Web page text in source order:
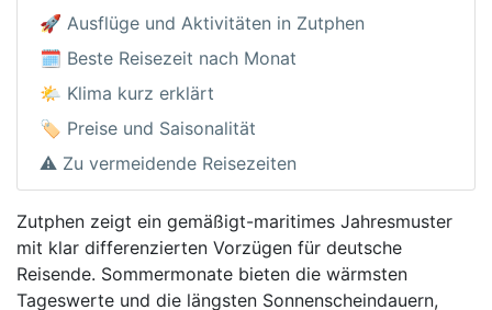
🚀 Ausflüge und Aktivitäten in Zutphen
🗓️ Beste Reisezeit nach Monat
🌤️ Klima kurz erklärt
🏷️ Preise und Saisonalität
⚠️ Zu vermeidende Reisezeiten
Zutphen zeigt ein gemäßigt-maritimes Jahresmuster
mit klar differenzierten Vorzügen für deutsche
Reisende. Sommermonate bieten die wärmsten
Tageswerte und die längsten Sonnenscheindauern,